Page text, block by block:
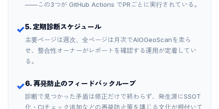
——この3つが GitHub Actions でPRごとに実行されている。
✓5. 定期診断スケジュール
主要ページは週次、全ページは月次でAIOGeoScanを走ら
せ、整合性オーナーがレポートを確認する運用が定着してい
る。
✓6. 再発防止のフィードバックループ
診断で見つかった矛盾は修正だけで終わらず、発生源にSSOT
化・CIチェック追加などの再発防止策を講じる文化が根付いて